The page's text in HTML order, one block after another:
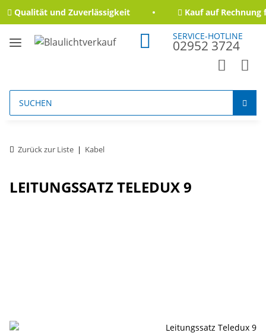
Qualität und Zuverlässigkeit Kauf auf Rechnung
SERVICE-HOTLINE
02952 3724
Zurück zur Liste Kabel
LEITUNGSSATZ TELEDUX 9